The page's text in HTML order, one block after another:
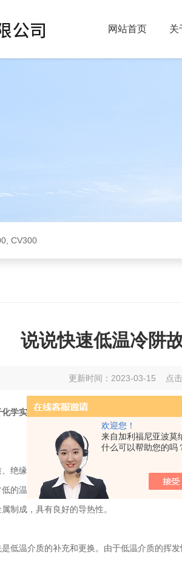
欢迎您！
来自加利福尼亚波莫
什么可以帮助您的吗
网站首页 关
CV300
说说快速低温冷阱
更新时间：2023-03-15 点
学实验、材料科学、生物学等领域。
它的工
缘材料、真空系统、冷却钳等。低温容器
温度。绝缘材料一般选用高纯度铝箔或泡
制成，具有良好的导热性。
温介质的补充和更换。由于低温介质的挥